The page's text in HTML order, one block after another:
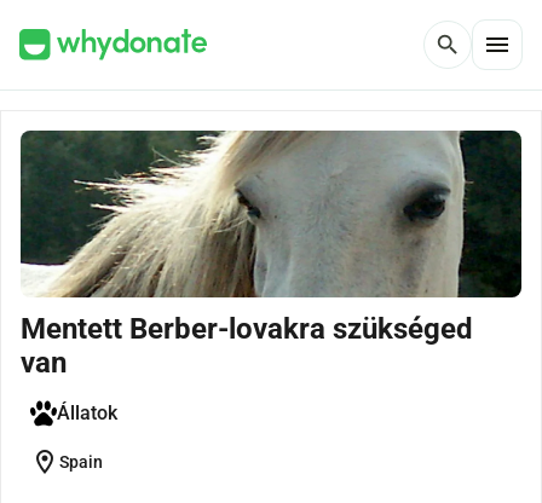
search menu
Mentett Berber-lovakra szükséged
van
Állatok
location_on Spain